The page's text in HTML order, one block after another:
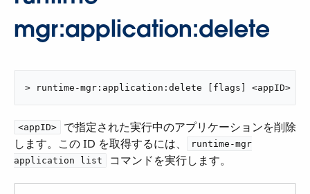
mgr:application:delete
> runtime-mgr:application:delete [flags] <appID>
<appID>
​ で指定された実行中のアプリケーションを削除
します。この ID を取得するには、​
runtime-mgr
application list
​ コマンドを実行します。